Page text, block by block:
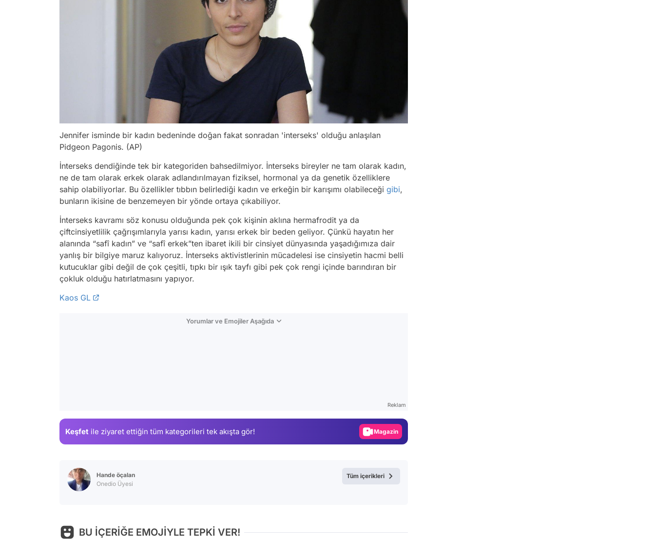
Jennifer isminde bir kadın bedeninde doğan fakat sonradan 'interseks' olduğu anlaşılan
Pidgeon Pagonis. (AP)
İnterseks dendiğinde tek bir kategoriden bahsedilmiyor. İnterseks bireyler ne tam olarak kadın,
ne de tam olarak erkek olarak adlandırılmayan fiziksel, hormonal ya da genetik özelliklere
sahip olabiliyorlar. Bu özellikler tıbbın belirlediği kadın ve erkeğin bir karışımı olabileceği gibi,
bunların ikisine de benzemeyen bir yönde ortaya çıkabiliyor.
İnterseks kavramı söz konusu olduğunda pek çok kişinin aklına hermafrodit ya da
çiftcinsiyetlilik çağrışımlarıyla yarısı kadın, yarısı erkek bir beden geliyor. Çünkü hayatın her
alanında “safî kadın” ve “safî erkek”ten ibaret ikili bir cinsiyet dünyasında yaşadığımıza dair
yanlış bir bilgiye maruz kalıyoruz. İnterseks aktivistlerinin mücadelesi ise cinsiyetin hacmi belli
kutucuklar gibi değil de çok çeşitli, tıpkı bir ışık tayfı gibi pek çok rengi içinde barındıran bir
çokluk olduğu hatırlatmasını yapıyor.
Kaos GL
Yorumlar ve Emojiler Aşağıda
Reklam
Keşfet ile ziyaret ettiğin tüm kategorileri tek akışta gör! Magazin
Hande öçalan
Onedio Üyesi
Tüm içerikleri
BU İÇERİĞE EMOJİYLE TEPKİ VER!